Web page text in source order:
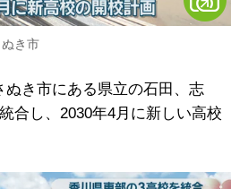
ぬき市
き市にある県立の石田、志
合し、2030年4月に新しい高校